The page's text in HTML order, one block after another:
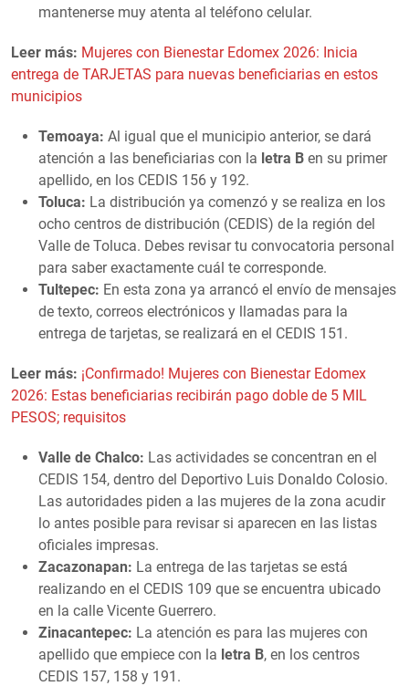
mantenerse muy atenta al teléfono celular.
Leer más: Mujeres con Bienestar Edomex 2026: Inicia
entrega de TARJETAS para nuevas beneficiarias en estos
municipios
Temoaya: Al igual que el municipio anterior, se dará
atención a las beneficiarias con la letra B en su primer
apellido, en los CEDIS 156 y 192.
Toluca: La distribución ya comenzó y se realiza en los
ocho centros de distribución (CEDIS) de la región del
Valle de Toluca. Debes revisar tu convocatoria personal
para saber exactamente cuál te corresponde.
Tultepec: En esta zona ya arrancó el envío de mensajes
de texto, correos electrónicos y llamadas para la
entrega de tarjetas, se realizará en el CEDIS 151.
Leer más: ¡Confirmado! Mujeres con Bienestar Edomex
2026: Estas beneficiarias recibirán pago doble de 5 MIL
PESOS; requisitos
Valle de Chalco: Las actividades se concentran en el
CEDIS 154, dentro del Deportivo Luis Donaldo Colosio.
Las autoridades piden a las mujeres de la zona acudir
lo antes posible para revisar si aparecen en las listas
oficiales impresas.
Zacazonapan: La entrega de las tarjetas se está
realizando en el CEDIS 109 que se encuentra ubicado
en la calle Vicente Guerrero.
Zinacantepec: La atención es para las mujeres con
apellido que empiece con la letra B, en los centros
CEDIS 157, 158 y 191.